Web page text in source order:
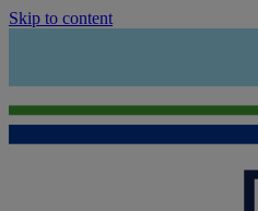
Skip to content